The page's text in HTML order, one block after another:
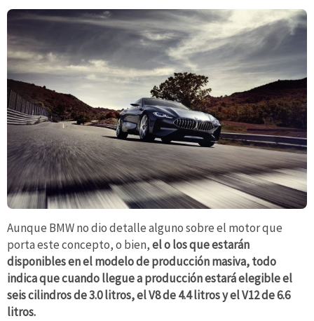
Aunque BMW no dio detalle alguno sobre el motor que
porta este concepto, o bien,el o los que estarán
disponibles en el modelo de producción masiva, todo
indica que cuando llegue a producción estará elegible el
seis cilindros de 3.0 litros, el V8 de 4.4 litros y el V12 de 6.6
litros.